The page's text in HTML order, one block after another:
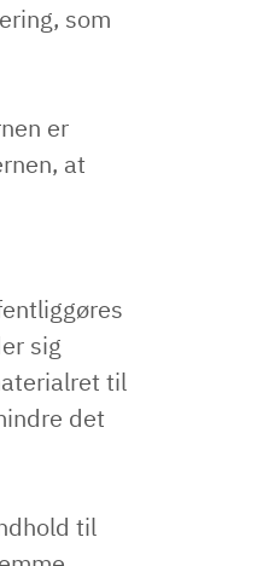
som
er
at
sig
til
det
til